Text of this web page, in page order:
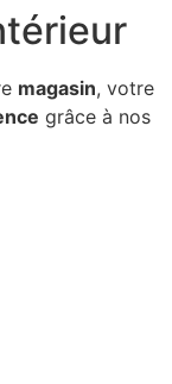
magasin, votre
grâce à nos